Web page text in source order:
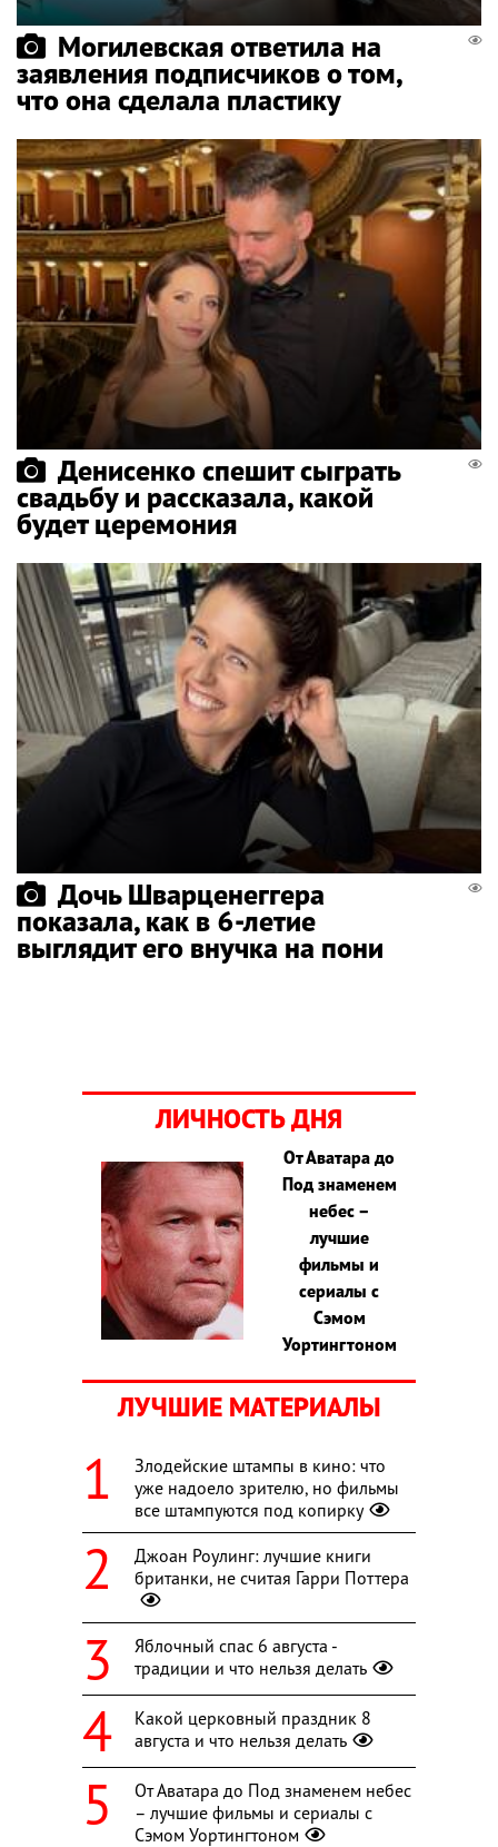
Могилевская ответила на
заявления подписчиков о том,
что она сделала пластику
Денисенко спешит сыграть
свадьбу и рассказала, какой
будет церемония
Дочь Шварценеггера
показала, как в 6-летие
выглядит его внучка на пони
ЛИЧНОСТЬ ДНЯ
От Аватара до
Под знаменем
небес –
лучшие
фильмы и
сериалы с
Сэмом
Уортингтоном
ЛУЧШИЕ МАТЕРИАЛЫ
Злодейские штампы в кино: что
уже надоело зрителю, но фильмы
все штампуются под копирку
Джоан Роулинг: лучшие книги
британки, не считая Гарри Поттера
Яблочный спас 6 августа -
традиции и что нельзя делать
Какой церковный праздник 8
августа и что нельзя делать
От Аватара до Под знаменем небес
– лучшие фильмы и сериалы с
Сэмом Уортингтоном